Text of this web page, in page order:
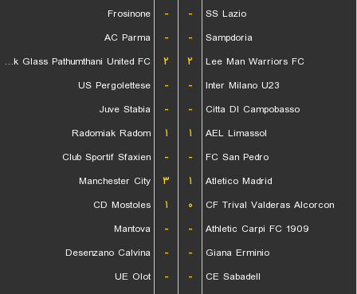
Frosinone
- -
SS Lazio
AC Parma
- -
Sampdoria
Bangkok Glass Pathumthani United FC
۲ ۲
Lee Man Warriors FC
US Pergolettese
- -
Inter Milano U23
Juve Stabia
- -
Citta DI Campobasso
Radomiak Radom
۱ ۱
AEL Limassol
Club Sportif Sfaxien
- -
FC San Pedro
Manchester City
۳ ۱
Atletico Madrid
CD Mostoles
۱ ۰
CF Trival Valderas Alcorcon
Mantova
- -
Athletic Carpi FC 1909
Desenzano Calvina
- -
Giana Erminio
UE Olot
- -
CE Sabadell